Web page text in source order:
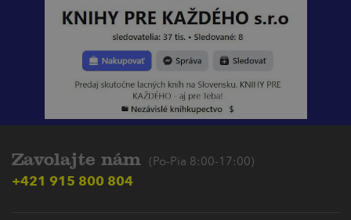
Zavolajte nám (Po-Pia 8:00-17:00)
+421 915 800 804